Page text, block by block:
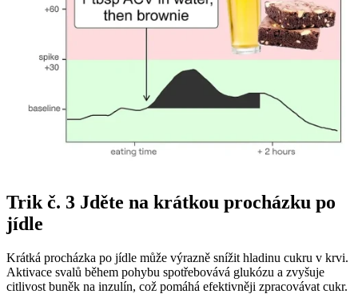
Trik č. 3 Jděte na krátkou procházku po
jídle
Krátká procházka po jídle může výrazně snížit hladinu cukru v krvi.
Aktivace svalů během pohybu spotřebovává glukózu a zvyšuje
citlivost buněk na inzulín, což pomáhá efektivněji zpracovávat cukr.